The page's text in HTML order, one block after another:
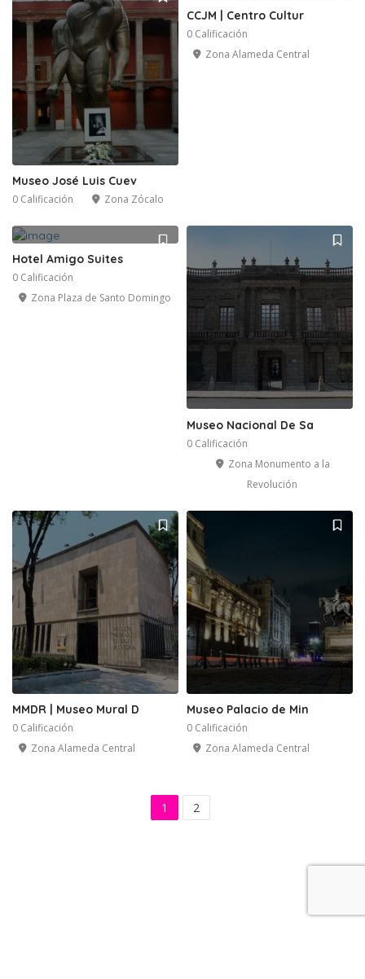
Museo José Luis Cuev
0 Calificación Zona Zócalo
CCJM | Centro Cultur
0 Calificación
Zona Alameda Central
Hotel Amigo Suites
0 Calificación
Zona Plaza de Santo Domingo
Museo Nacional De Sa
0 Calificación
Zona Monumento a la
Revolución
MMDR | Museo Mural D
0 Calificación
Zona Alameda Central
Museo Palacio de Min
0 Calificación
Zona Alameda Central
1 2